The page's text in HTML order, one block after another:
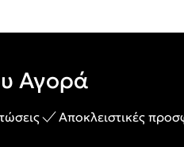
Αγορά
Αποκλειστικές